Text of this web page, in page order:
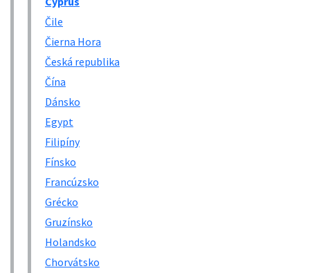
Čile
Čierna Hora
Česká republika
Čína
Dánsko
Egypt
Filipíny
Fínsko
Francúzsko
Grécko
Gruzínsko
Holandsko
Chorvátsko